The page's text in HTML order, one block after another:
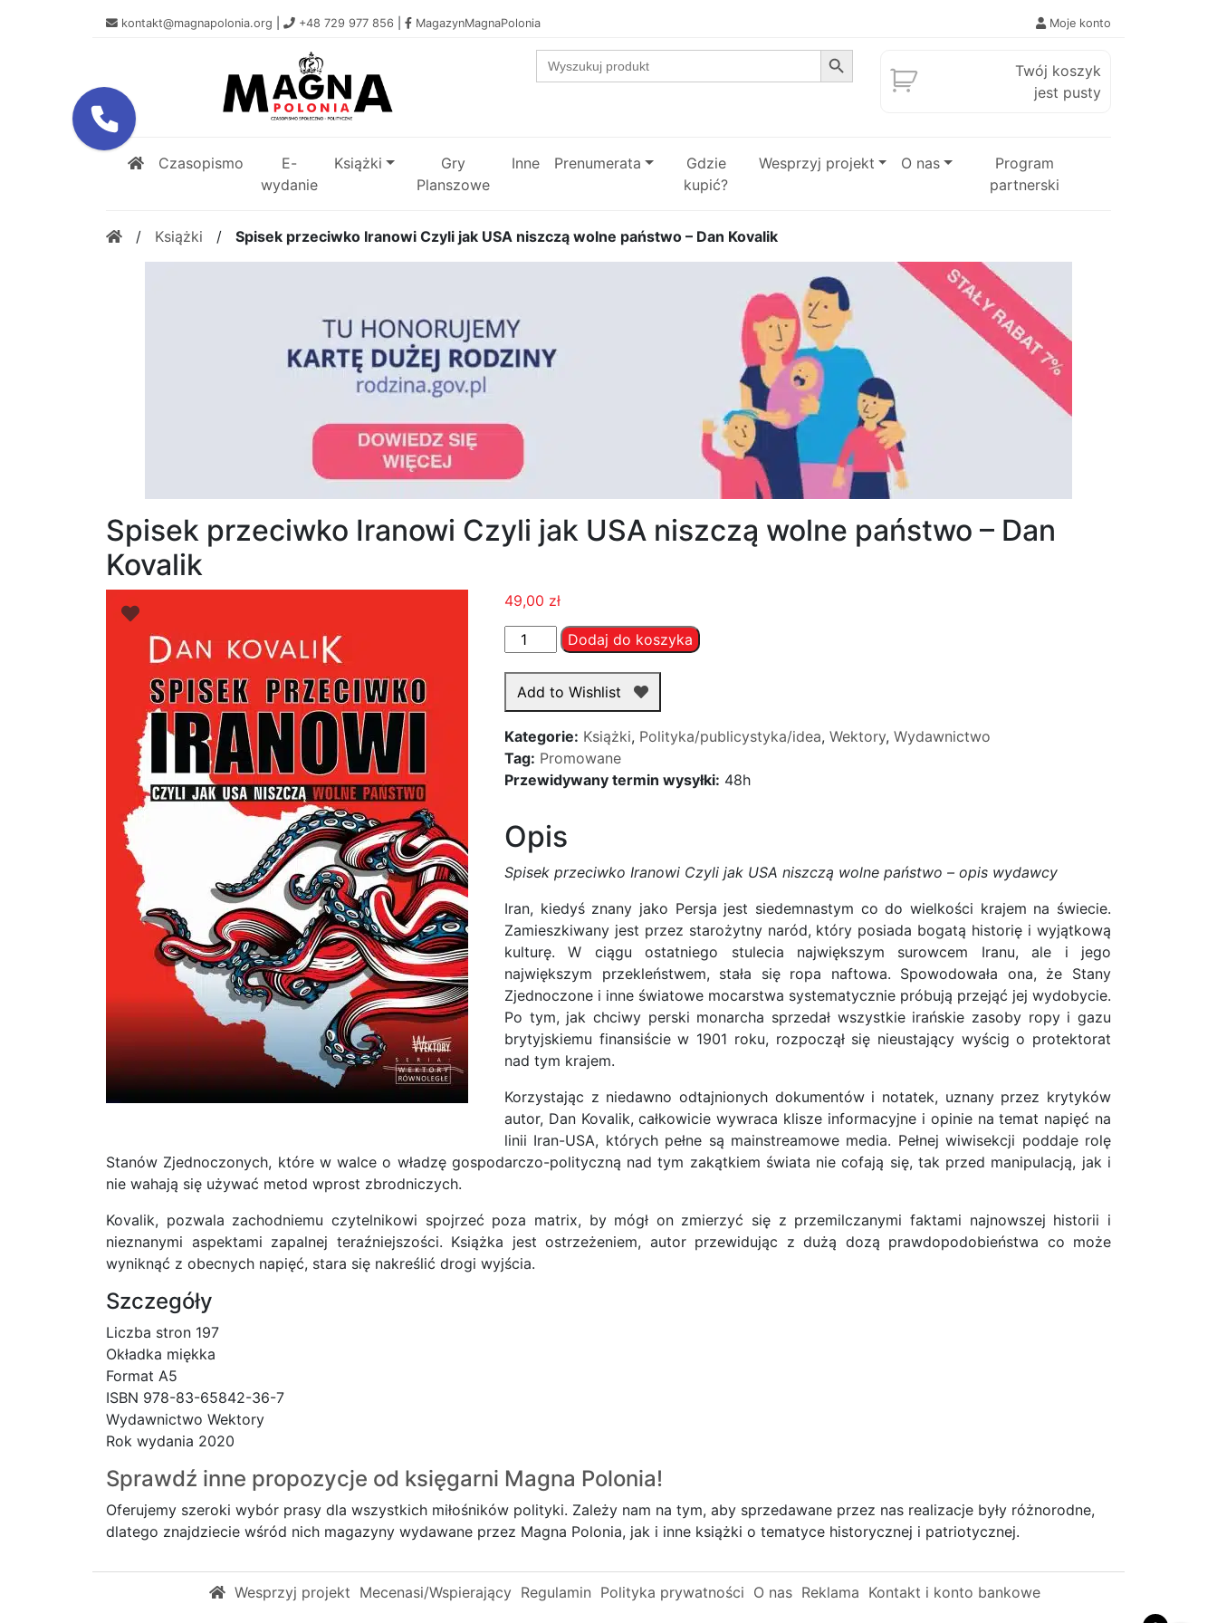
kontakt@magnapolonia.org +48 729 977 856 MagazynMagnaPolonia Moje konto
Search
for:
Search Button
Twój koszyk
jest pusty
Czasopismo
E-
wydanie
Książki
Gry
Planszowe
Inne Prenumerata
Gdzie
kupić?
Wesprzyj projekt O nas
Program
partnerski
/ Książki / Spisek przeciwko Iranowi Czyli jak USA niszczą wolne państwo – Dan Kovalik
Spisek przeciwko Iranowi Czyli jak USA niszczą wolne państwo – Dan
Kovalik
49,00 zł
ilość
Spisek
przeciwko
Iranowi
jak
USA
niszczą
państwo
Dan
Dodaj do koszyka
Add to Wishlist
Kategorie: Książki, Polityka/publicystyka/idea, Wektory, Wydawnictwo
Tag: Promowane
Przewidywany termin wysyłki: 48h
Opis
Spisek przeciwko Iranowi Czyli jak USA niszczą wolne państwo – opis wydawcy
Iran, kiedyś znany jako Persja jest siedemnastym co do wielkości krajem na świecie.
Zamieszkiwany jest przez starożytny naród, który posiada bogatą historię i wyjątkową
kulturę. W ciągu ostatniego stulecia największym surowcem Iranu, ale i jego
największym przekleństwem, stała się ropa naftowa. Spowodowała ona, że Stany
Zjednoczone i inne światowe mocarstwa systematycznie próbują przejąć jej wydobycie.
Po tym, jak chciwy perski monarcha sprzedał wszystkie irańskie zasoby ropy i gazu
brytyjskiemu finansiście w 1901 roku, rozpoczął się nieustający wyścig o protektorat
nad tym krajem.
Korzystając z niedawno odtajnionych dokumentów i notatek, uznany przez krytyków
autor, Dan Kovalik, całkowicie wywraca klisze informacyjne i opinie na temat napięć na
linii Iran-USA, których pełne są mainstreamowe media. Pełnej wiwisekcji poddaje rolę
Stanów Zjednoczonych, które w walce o władzę gospodarczo-polityczną nad tym zakątkiem świata nie cofają się, tak przed manipulacją, jak i
nie wahają się używać metod wprost zbrodniczych.
Kovalik, pozwala zachodniemu czytelnikowi spojrzeć poza matrix, by mógł on zmierzyć się z przemilczanymi faktami najnowszej historii i
nieznanymi aspektami zapalnej teraźniejszości. Książka jest ostrzeżeniem, autor przewidując z dużą dozą prawdopodobieństwa co może
wyniknąć z obecnych napięć, stara się nakreślić drogi wyjścia.
Szczegóły
Liczba stron 197
Okładka miękka
Format A5
ISBN 978-83-65842-36-7
Wydawnictwo Wektory
Rok wydania 2020
Sprawdź inne propozycje od księgarni Magna Polonia!
Oferujemy szeroki wybór prasy dla wszystkich miłośników polityki. Zależy nam na tym, aby sprzedawane przez nas realizacje były różnorodne,
dlatego znajdziecie wśród nich magazyny wydawane przez Magna Polonia, jak i inne książki o tematyce historycznej i patriotycznej.
Wesprzyj projekt Mecenasi/Wspierający Regulamin Polityka prywatności O nas Reklama Kontakt i konto bankowe